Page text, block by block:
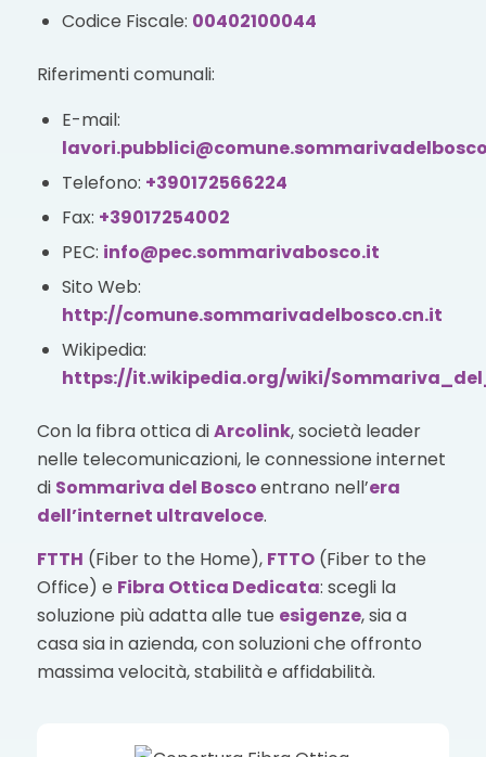
Codice Fiscale: 00402100044
Riferimenti comunali:
E-mail:
Telefono: +390172566224
Fax: +39017254002
PEC: info@pec.sommarivabosco.it
Sito Web:
http://comune.sommarivadelbosco.cn.it
Wikipedia:
https://it.wikipedia.org/wiki/
Con la fibra ottica diArcolink, società leader
nelle telecomunicazioni, le connessione internet
di Sommariva del Boscoentrano nell’era
dell’internet ultraveloce.
FTTH (Fiber to the Home), FTTO(Fiber to the
Office) e Fibra Ottica Dedicata: scegli la
soluzione più adatta alle tue esigenze, sia a
casa sia in azienda, con soluzioni che offronto
massima velocità, stabilità e affidabilità.